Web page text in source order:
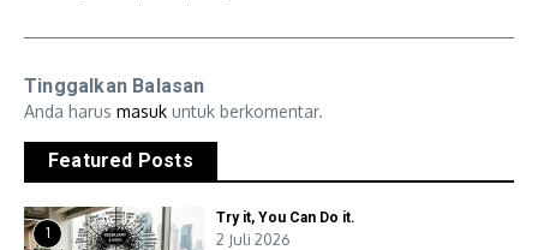
Tinggalkan Balasan
Anda harus masuk untuk berkomentar.
Featured Posts
1
Try it, You Can Do it.
2 Juli 2026